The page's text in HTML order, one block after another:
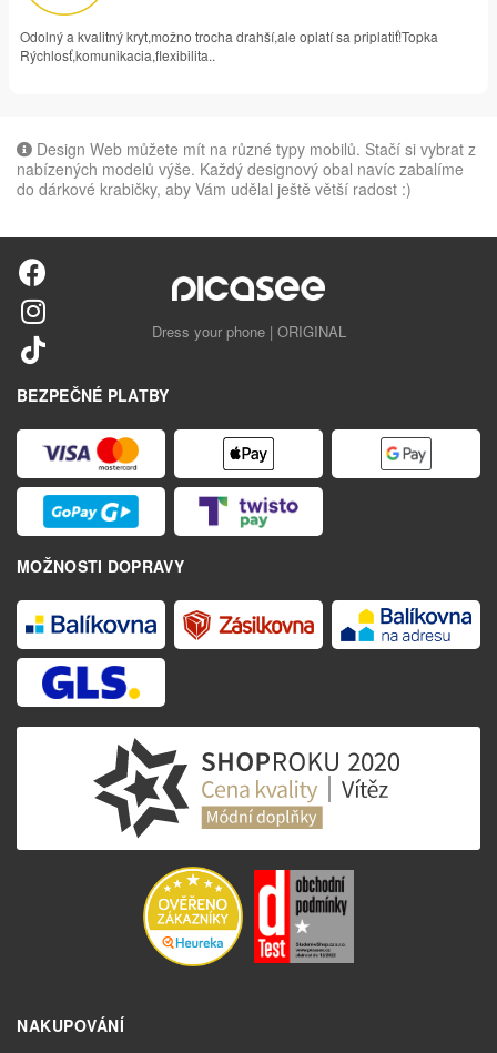
Odolný a kvalitný kryt,možno trocha drahší,ale oplatí sa priplatiť!Topka
Rýchlosť,komunikacia,flexibilita..
Design Web můžete mít na různé typy mobilů. Stačí si vybrat z
nabízených modelů výše. Každý designový obal navíc zabalíme
do dárkové krabičky, aby Vám udělal ještě větší radost :)
Dress your phone | ORIGINAL
BEZPEČNÉ PLATBY
MOŽNOSTI DOPRAVY
NAKUPOVÁNÍ